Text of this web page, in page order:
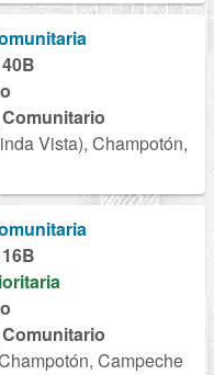
Vista), Champotón,
Campeche